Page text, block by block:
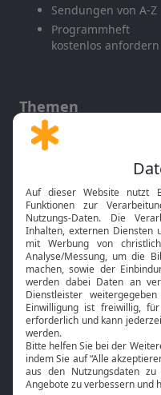
Sendungen von A-Z
Programmheft
kostenlos anfordern
Themen
Gott und Bibel erklärt
Neuigkeiten
Bibel TV
Über uns
Jobs